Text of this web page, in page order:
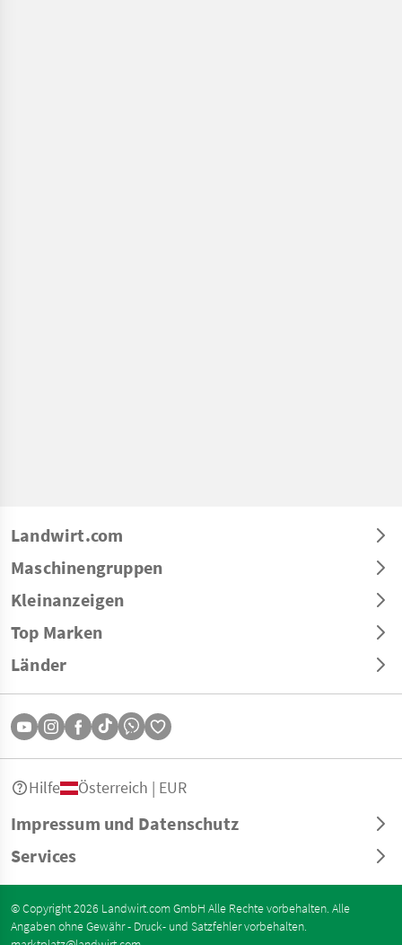
Landwirt.com
Maschinengruppen
Kleinanzeigen
Top Marken
Länder
Impressum und Datenschutz
Services
Hilfe Österreich | EUR
© Copyright 2026 Landwirt.com GmbH Alle Rechte vorbehalten. Alle
Angaben ohne Gewähr - Druck- und Satzfehler vorbehalten.